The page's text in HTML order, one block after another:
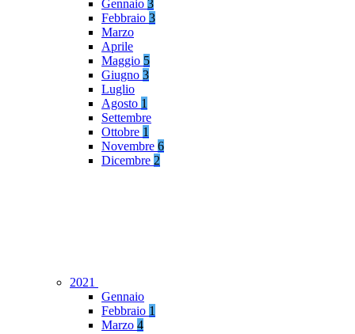
Gennaio 3
Febbraio 3
Marzo
Aprile
Maggio 5
Giugno 3
Luglio
Agosto 1
Settembre
Ottobre 1
Novembre 6
Dicembre 2
2021
Gennaio
Febbraio 1
Marzo 4